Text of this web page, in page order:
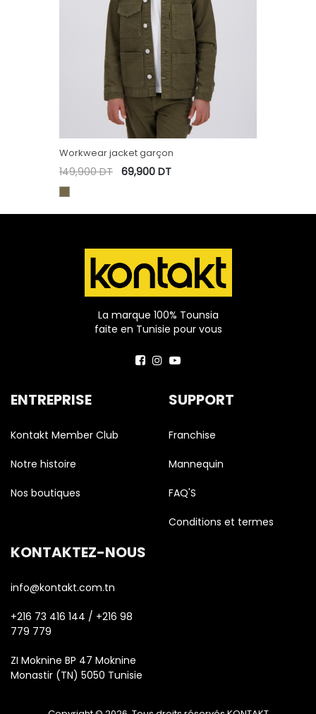
Workwear jacket garçon
149,900DT 69,900 DT
La marque 100% Tounsia
faite en Tunisie pour vous
ENTREPRISE
Kontakt Member Club
Notre histoire
Nos boutiques
SUPPORT
Franchise
Mannequin
FAQ'S
Conditions et termes
KONTAKTEZ-NOUS
info@kontakt.com.tn
+216 73 416 144 / +216 98
779 779
ZI Moknine BP 47 Moknine
Monastir (TN) 5050 Tunisie